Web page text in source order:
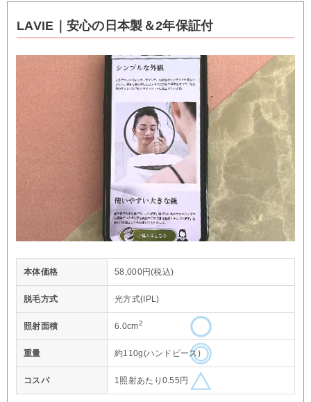
LAVIE｜安心の日本製＆2年保証付
本体価格 58,000円(税込)
脱毛方式 光方式(IPL)
照射面積 6.0cm2
重量 約110g(ハンドピース)
コスパ 1照射あたり0.55円